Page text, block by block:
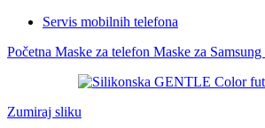
Servis mobilnih telefona
Početna Maske za telefon Maske za Samsung
Zumiraj sliku